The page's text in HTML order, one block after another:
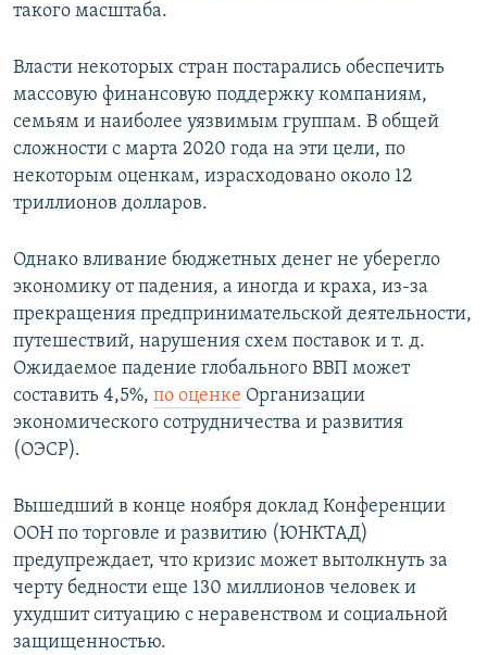
такого масштаба.
Власти некоторых стран постарались обеспечить
массовую финансовую поддержку компаниям,
семьям и наиболее уязвимым группам. В общей
сложности с марта 2020 года на эти цели, по
некоторым оценкам, израсходовано около 12
триллионов долларов.
Однако вливание бюджетных денег не уберегло
экономику от падения, а иногда и краха, из-за
прекращения предпринимательской деятельности,
путешествий, нарушения схем поставок и т. д.
Ожидаемое падение глобального ВВП может
составить 4,5%, по оценке Организации
экономического сотрудничества и развития
(ОЭСР).
Вышедший в конце ноября доклад Конференции
ООН по торговле и развитию (ЮНКТАД)
предупреждает, что кризис может вытолкнуть за
черту бедности еще 130 миллионов человек и
ухудшит ситуацию с неравенством и социальной
защищенностью.